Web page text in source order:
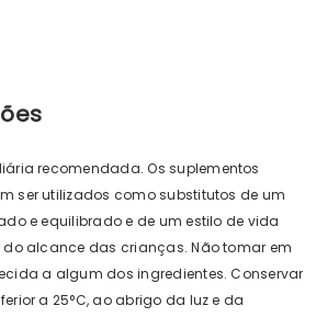
recomendada. Os suplementos
ser utilizados como substitutos de um
e equilibrado e de um estilo de vida
do alcance das crianças. Não tomar em
a algum dos ingredientes. Conservar
a 25°C, ao abrigo da luz e da